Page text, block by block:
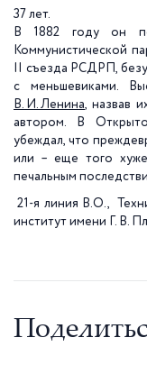
37 лет.
В 1882 году он
Коммунистической
II съезда РСДРП,
с меньшевиками.
В. И. Ленина, назвав
автором. В
убеждал, что
или – еще того
печальным
21-я линия В.О.,
институт имени Г. В.